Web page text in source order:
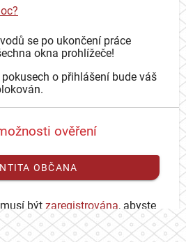
se po ukončení práce
okna prohlížeče!
o přihlášení bude váš
ověření
OBČANA
být zaregistrována, abyste
CAS účtu.